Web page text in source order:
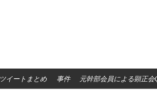
ツイートまとめ 事件 元幹部会員による顕正会